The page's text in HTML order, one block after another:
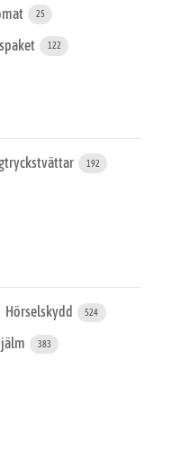
25
122
192
Hörselskydd 524
383